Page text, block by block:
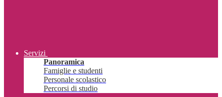
Servizi
Panoramica
Famiglie e studenti
Personale scolastico
Percorsi di studio